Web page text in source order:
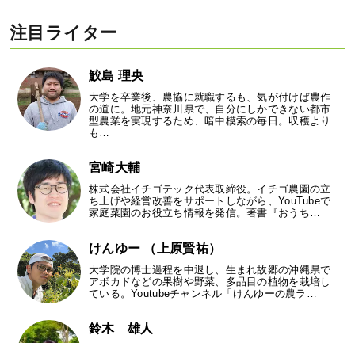
注目ライター
鮫島 理央
大学を卒業後、農協に就職するも、気が付けば農作
の道に。地元神奈川県で、自分にしかできない都市
型農業を実現するため、暗中模索の毎日。収穫より
も…
宮崎大輔
株式会社イチゴテック代表取締役。イチゴ農園の立
ち上げや経営改善をサポートしながら、YouTubeで
家庭菜園のお役立ち情報を発信。著書『おうち…
けんゆー （上原賢祐）
大学院の博士過程を中退し、生まれ故郷の沖縄県で
アボカドなどの果樹や野菜、多品目の植物を栽培し
ている。Youtubeチャンネル「けんゆーの農ラ…
鈴木 雄人